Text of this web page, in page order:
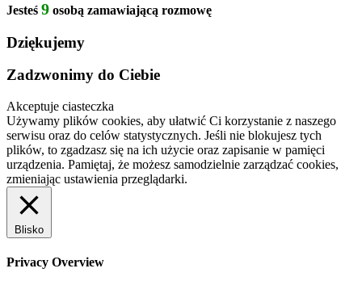
Jesteś 9 osobą zamawiającą rozmowę
Dziękujemy
Zadzwonimy do Ciebie
Akceptuje ciasteczka
Używamy plików cookies, aby ułatwić Ci korzystanie z naszego
serwisu oraz do celów statystycznych. Jeśli nie blokujesz tych
plików, to zgadzasz się na ich użycie oraz zapisanie w pamięci
urządzenia. Pamiętaj, że możesz samodzielnie zarządzać cookies,
zmieniając ustawienia przeglądarki.
Blisko
Privacy Overview